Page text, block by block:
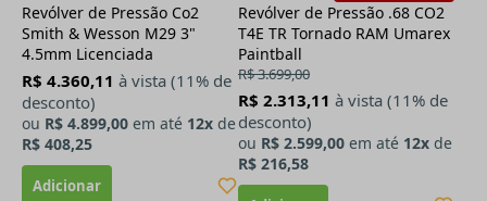
Revólver de Pressão Co2
Smith & Wesson M29 3"
4.5mm Licenciada
R$ 4.360,11 à vista (11% de
desconto)
ou R$ 4.899,00 em até 12x de
R$ 408,25
Revólver de Pressão .68 CO2
T4E TR Tornado RAM Umarex
Paintball
R$ 3.699,00
R$ 2.313,11 à vista (11% de
desconto)
ou R$ 2.599,00 em até 12x de
R$ 216,58